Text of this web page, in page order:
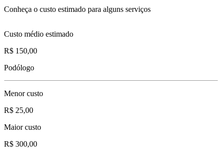
Conheça o custo estimado para alguns serviços
Custo médio estimado
R$ 150,00
Podólogo
Menor custo
R$ 25,00
Maior custo
R$ 300,00